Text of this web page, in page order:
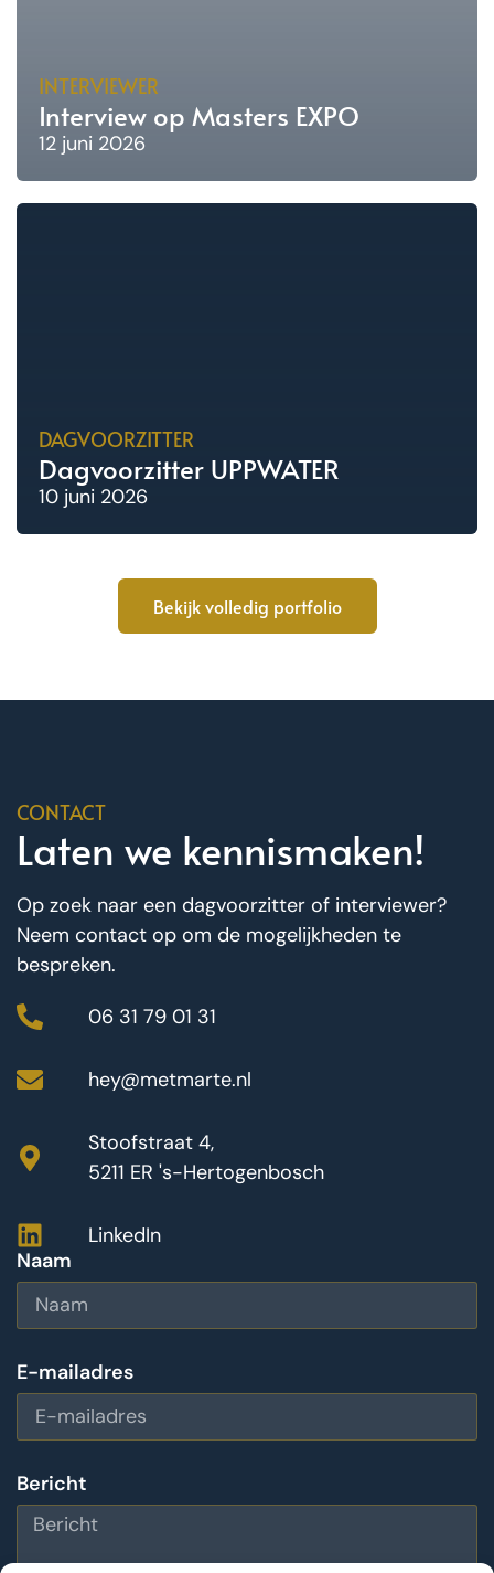
INTERVIEWER
Interview op Masters EXPO
12 juni 2026
DAGVOORZITTER
Dagvoorzitter UPPWATER
10 juni 2026
Bekijk volledig portfolio
CONTACT
Laten we kennismaken!
Op zoek naar een dagvoorzitter of interviewer?
Neem contact op om de mogelijkheden te
bespreken.
06 31 79 01 31
hey@metmarte.nl
Stoofstraat 4,
5211 ER 's-Hertogenbosch
LinkedIn
Naam
E-mailadres
Bericht